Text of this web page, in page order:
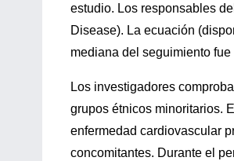
estudio. Los responsables
Disease). La ecuación
mediana del seguimiento fue
Los investigadores
grupos étnicos minoritarios.
enfermedad cardiovascular
concomitantes. Durante el